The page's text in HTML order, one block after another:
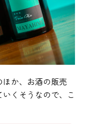
か、お酒の販売
くそうなので、こ